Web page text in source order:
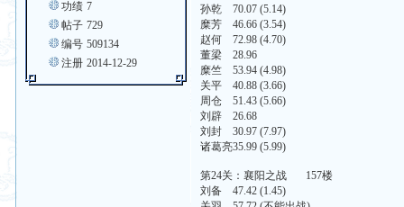
功绩 7
帖子 729
编号 509134
注册 2014-12-29
孙乾 70.07 (5.14)
糜芳 46.66 (3.54)
赵何 72.98 (4.70)
董梁 28.96
糜竺 53.94 (4.98)
关平 40.88 (3.66)
周仓 51.43 (5.66)
刘辟 26.68
刘封 30.97 (7.97)
诸葛亮35.99 (5.99)
第24关：襄阳之战 157楼
刘备 47.42 (1.45)